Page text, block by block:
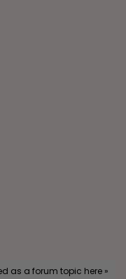
as a forum topic here »